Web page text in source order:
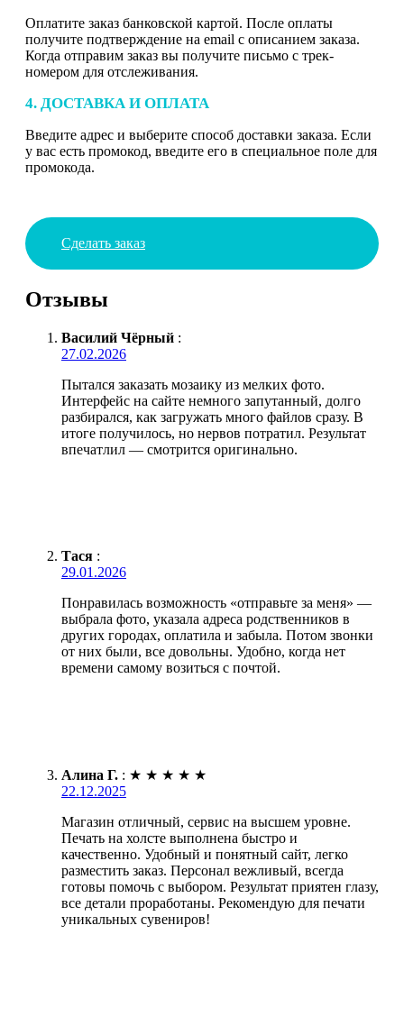
Оплатите заказ банковской картой. После оплаты
получите подтверждение на email с описанием заказа.
Когда отправим заказ вы получите письмо с трек-
номером для отслеживания.
4. ДОСТАВКА И ОПЛАТА
Введите адрес и выберите способ доставки заказа. Если
у вас есть промокод, введите его в специальное поле для
промокода.
Сделать заказ
Отзывы
Василий Чёрный :
27.02.2026
Пытался заказать мозаику из мелких фото.
Интерфейс на сайте немного запутанный, долго
разбирался, как загружать много файлов сразу. В
итоге получилось, но нервов потратил. Результат
впечатлил — смотрится оригинально.
Тася :
29.01.2026
Понравилась возможность «отправьте за меня» —
выбрала фото, указала адреса родственников в
других городах, оплатила и забыла. Потом звонки
от них были, все довольны. Удобно, когда нет
времени самому возиться с почтой.
Алина Г. : ★ ★ ★ ★ ★
22.12.2025
Магазин отличный, сервис на высшем уровне.
Печать на холсте выполнена быстро и
качественно. Удобный и понятный сайт, легко
разместить заказ. Персонал вежливый, всегда
готовы помочь с выбором. Результат приятен глазу,
все детали проработаны. Рекомендую для печати
уникальных сувениров!